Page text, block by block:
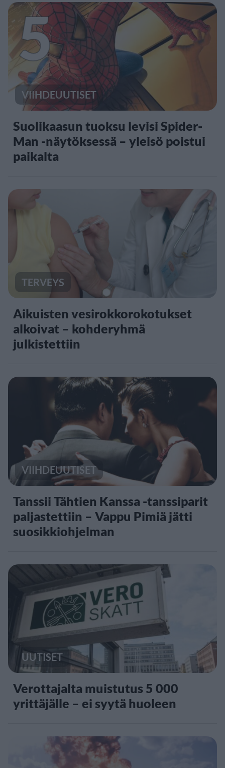
5
VIIHDEUUTISET
Suolikaasun tuoksu levisi Spider-
Man -näytöksessä – yleisö poistui
paikalta
TERVEYS
Aikuisten vesirokkorokotukset
alkoivat – kohderyhmä
julkistettiin
VIIHDEUUTISET
Tanssii Tähtien Kanssa -tanssiparit
paljastettiin – Vappu Pimiä jätti
suosikkiohjelman
UUTISET
Verottajalta muistutus 5 000
yrittäjälle – ei syytä huoleen